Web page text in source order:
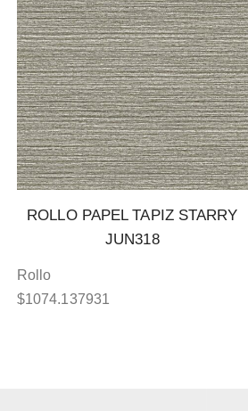
ROLLO PAPEL TAPIZ STARRY
JUN318
Rollo
$1074.137931